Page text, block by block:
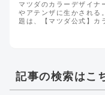
マツダのカラーデザイナ
やアテンザに生かされ
題は、【マツダ公式】カ
記事の検索はこ